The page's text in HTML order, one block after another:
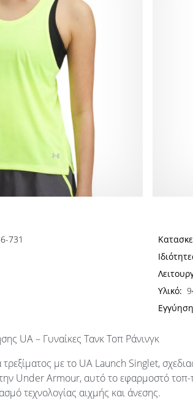
731
Υλικό:
UA – Γυναίκες Τανκ Τοπ Ράνινγκ
με το UA Launch Singlet,
Under Armour, αυτό το εφαρμοστό τοπ-
τεχνολογίας αιχμής και άνεσης.